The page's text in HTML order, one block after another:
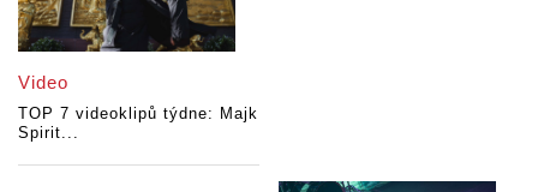
Video
TOP 7 videoklipů týdne: Majk
Spirit...